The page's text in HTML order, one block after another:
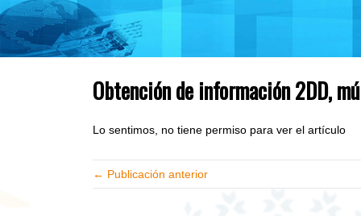
Obtención de información 2DD,
Lo sentimos, no tiene permiso para ver el artículo
← Publicación anterior